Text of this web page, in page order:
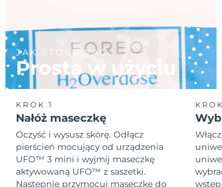
JAK STOSOWAĆ
Prosta w użyciu
KROK 1
Nałóż maseczkę
Oczyść i wysusz skórę. Odłącz
pierścień mocujący od urządzenia
UFO™ 3 mini i wyjmij maseczkę
aktywowaną UFO™ z saszetki.
Następnie przymocuj maseczkę do